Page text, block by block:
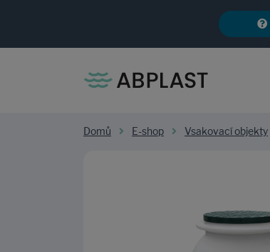
Domů E-shop Vsakovací objekty